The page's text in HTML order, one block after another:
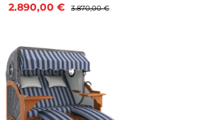
Verkaufspreis:
2.890,00 € Regulärer Preis:
3.870,00 €